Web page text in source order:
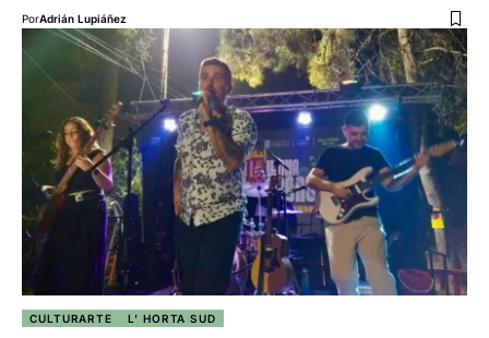
PorAdrián Lupiáñez
CULTURARTE L' HORTA SUD